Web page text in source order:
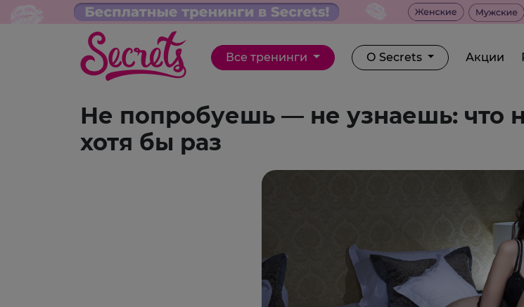
Все тренинги О Secrets Акции
Не попробуешь — не узнаешь: что
хотя бы раз